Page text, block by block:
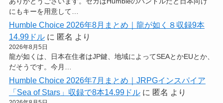
にもキーを用意して…
Humble Choice 2026年8月まとめ｜龍が如く８収録9本
14.99ドルに 匿名 より
2026年8月5日
龍が如くは、日本在住者はJP鍵、地域によってSEAとかEUとか、
だそうです。今月…
Humble Choice 2026年7月まとめ｜JRPGインスパイア
「Sea of Stars」収録で8本14.99ドルに 匿名 より